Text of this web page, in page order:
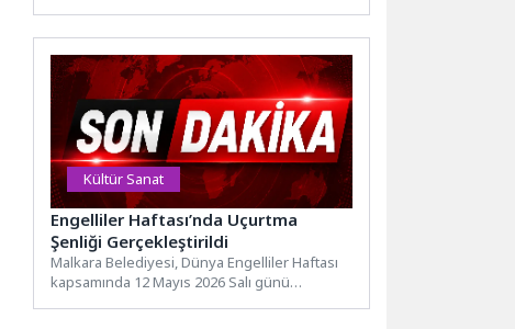
Kültür Sanat
Engelliler Haftası’nda Uçurtma
Şenliği Gerçekleştirildi
Malkara Belediyesi, Dünya Engelliler Haftası
kapsamında 12 Mayıs 2026 Salı günü